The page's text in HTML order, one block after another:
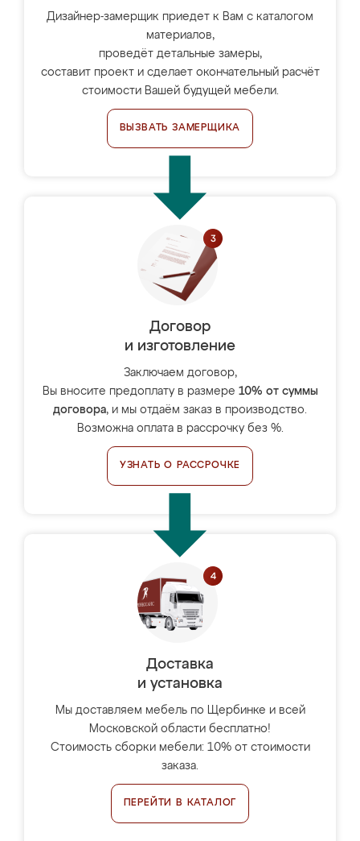
Дизайнер-замерщик приедет к Вам с каталогом
материалов,
проведёт детальные замеры,
составит проект и сделает окончательный расчёт
стоимости Вашей будущей мебели.
ВЫЗВАТЬ ЗАМЕРЩИКА
Договор
и изготовление
Заключаем договор,
Вы вносите предоплату в размере 10% от суммы
договора, и мы отдаём заказ в производство.
Возможна оплата в рассрочку без %.
УЗНАТЬ О РАССРОЧКЕ
Доставка
и установка
Мы доставляем мебель по Щербинке и всей
Московской области бесплатно!
Стоимость сборки мебели: 10% от стоимости
заказа.
ПЕРЕЙТИ В КАТАЛОГ